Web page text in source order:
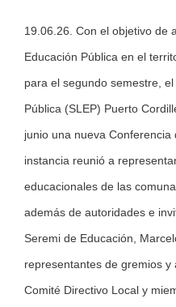
19.06.26. Con el objetivo de
Educación Pública en el
para el segundo semestre,
Pública (SLEP) Puerto
junio una nueva
instancia reunió a
educacionales de las
además de autoridades e
Seremi de Educación,
representantes de gremios
Comité Directivo Local y